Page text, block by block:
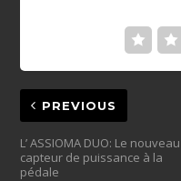
PREVIOUS
L’ ASSIOMA DUO: Le nouveau
capteur de puissance à la
pédale